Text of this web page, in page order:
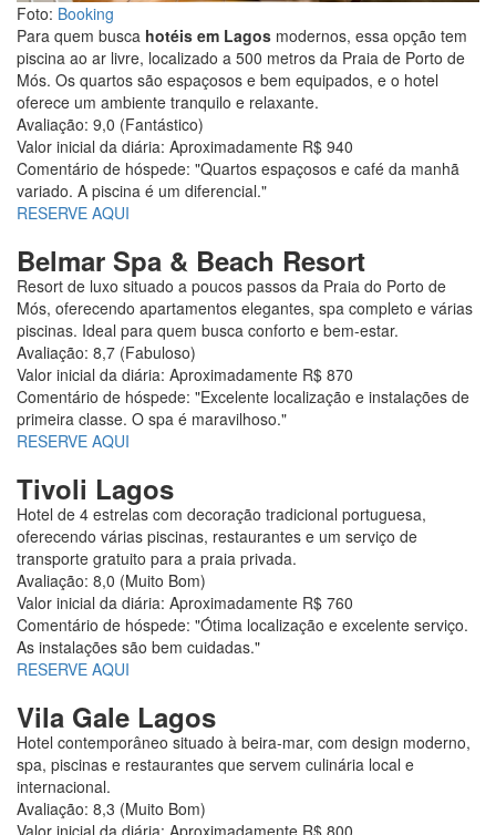
Foto: Booking
Para quem busca hotéis em Lagos modernos, essa opção tem
piscina ao ar livre, localizado a 500 metros da Praia de Porto de
Mós. Os quartos são espaçosos e bem equipados, e o hotel
oferece um ambiente tranquilo e relaxante.
Avaliação: 9,0 (Fantástico)
Valor inicial da diária: Aproximadamente R$ 940
Comentário de hóspede: "Quartos espaçosos e café da manhã
variado. A piscina é um diferencial."
RESERVE AQUI
Belmar Spa & Beach Resort
Resort de luxo situado a poucos passos da Praia do Porto de
Mós, oferecendo apartamentos elegantes, spa completo e várias
piscinas. Ideal para quem busca conforto e bem-estar.
Avaliação: 8,7 (Fabuloso)
Valor inicial da diária: Aproximadamente R$ 870
Comentário de hóspede: "Excelente localização e instalações de
primeira classe. O spa é maravilhoso."
RESERVE AQUI
Tivoli Lagos
Hotel de 4 estrelas com decoração tradicional portuguesa,
oferecendo várias piscinas, restaurantes e um serviço de
transporte gratuito para a praia privada.
Avaliação: 8,0 (Muito Bom)
Valor inicial da diária: Aproximadamente R$ 760
Comentário de hóspede: "Ótima localização e excelente serviço.
As instalações são bem cuidadas."
RESERVE AQUI
Vila Gale Lagos
Hotel contemporâneo situado à beira-mar, com design moderno,
spa, piscinas e restaurantes que servem culinária local e
internacional.
Avaliação: 8,3 (Muito Bom)
Valor inicial da diária: Aproximadamente R$ 800